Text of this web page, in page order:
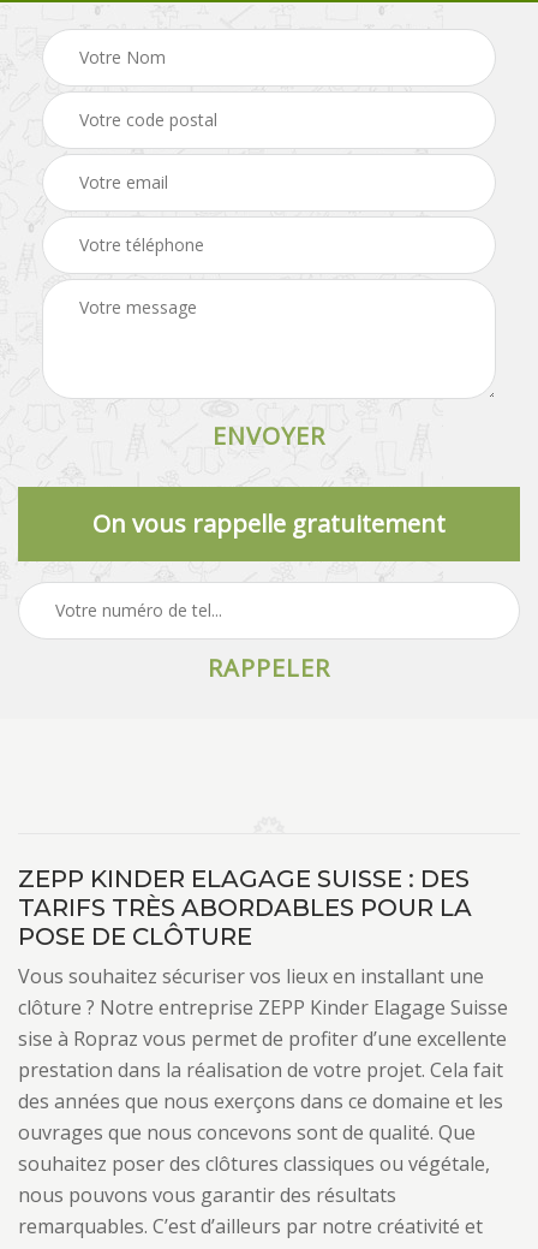
On vous rappelle gratuitement
ZEPP KINDER ELAGAGE SUISSE : DES
TARIFS TRÈS ABORDABLES POUR LA
POSE DE CLÔTURE
Vous souhaitez sécuriser vos lieux en installant une
clôture ? Notre entreprise ZEPP Kinder Elagage Suisse
sise à Ropraz vous permet de profiter d’une excellente
prestation dans la réalisation de votre projet. Cela fait
des années que nous exerçons dans ce domaine et les
ouvrages que nous concevons sont de qualité. Que
souhaitez poser des clôtures classiques ou végétale,
nous pouvons vous garantir des résultats
remarquables. C’est d’ailleurs par notre créativité et